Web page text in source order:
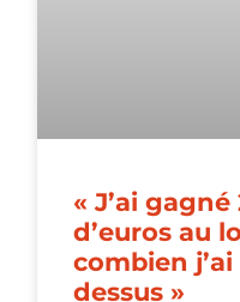
« J’ai
d’euros au
combien
dessus »